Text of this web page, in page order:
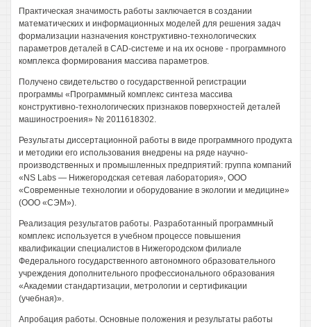
Практическая значимость работы заключается в создании
математических и информационных моделей для решения задач
формализации назначения конструктивно-технологических
параметров деталей в CAD-системе и на их основе - программного
комплекса формирования массива параметров.
Получено свидетельство о государственной регистрации
программы «Программный комплекс синтеза массива
конструктивно-технологических признаков поверхностей деталей
машиностроения» № 2011618302.
Результаты диссертационной работы в виде программного продукта
и методики его использования внедрены на ряде научно-
производственных и промышленных предприятий: группа компаний
«NS Labs — Нижегородская сетевая лаборатория», ООО
«Современные технологии и оборудование в экологии и медицине»
(ООО «СЭМ»).
Реализация результатов работы. Разработанный программный
комплекс используется в учебном процессе повышения
квалификации специалистов в Нижегородском филиале
Федерального государственного автономного образовательного
учреждения дополнительного профессионального образования
«Академии стандартизации, метрологии и сертификации
(учебная)».
Апробация работы. Основные положения и результаты работы